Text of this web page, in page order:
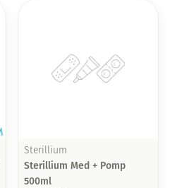
Sterillium
Sterillium Med + Pomp
500ml